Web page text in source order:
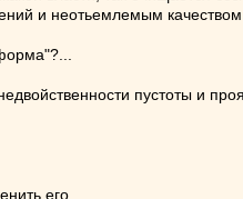
и неотьемлемым
пустоты и
его.